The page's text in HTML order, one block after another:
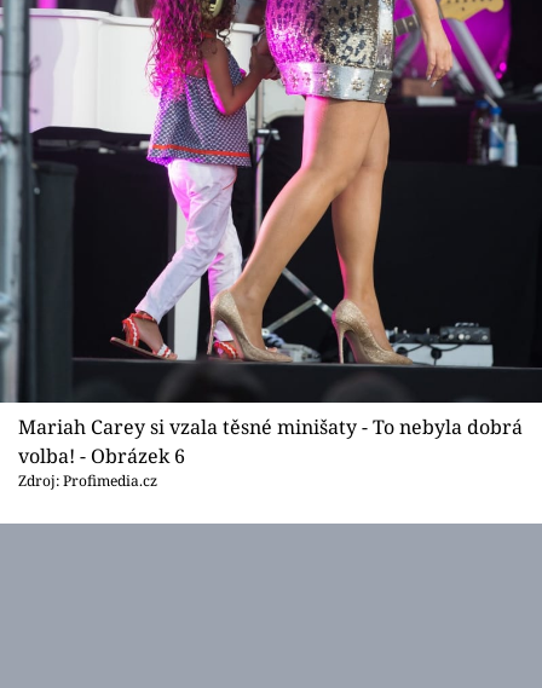
Mariah Carey si vzala těsné minišaty - To nebyla dobrá
volba! - Obrázek 6
Zdroj: Profimedia.cz